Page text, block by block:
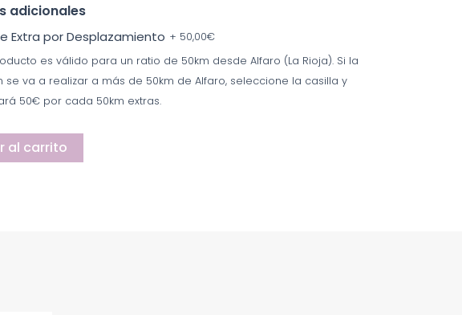
adicionales
Extra por Desplazamiento + 50,00€
es válido para un ratio de 50km desde Alfaro (La Rioja). Si la
se va a realizar a más de 50km de Alfaro, seleccione la casilla y
50€ por cada 50km extras.
al carrito